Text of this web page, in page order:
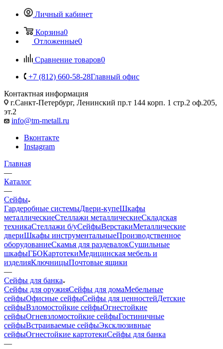
Личный кабинет
Корзина0
Отложенные0
Сравнение товаров0
+7 (812) 660-58-28Главный офис
Контактная информация
г.Санкт-Петербург, Ленинский пр.т 144 корп. 1 стр.2 оф.205,
эт.2
info@tm-metall.ru
Вконтакте
Instagram
Главная
—
Каталог
—
Сейфы
Гардеробные системыДвери-купеШкафы
металлическиеСтеллажи металлическиеСкладская
техникаСтеллажи б/уСейфыВерстакиМеталлические
двериШкафы инструментальныеПроизводственное
оборудованиеСкамья для раздевалокСушильные
шкафыГБОКартотекиМедицинская мебель и
изделияКлючницыПочтовые ящики
—
Сейфы для банка
Сейфы для оружияСейфы для домаМебельные
сейфыОфисные сейфыСейфы для ценностейДетские
сейфыВзломостойкие сейфыОгнестойкие
сейфыОгневзломостойкие сейфыГостиничные
сейфыВстраиваемые сейфыЭксклюзивные
сейфыОгнестойкие картотекиСейфы для банка
—